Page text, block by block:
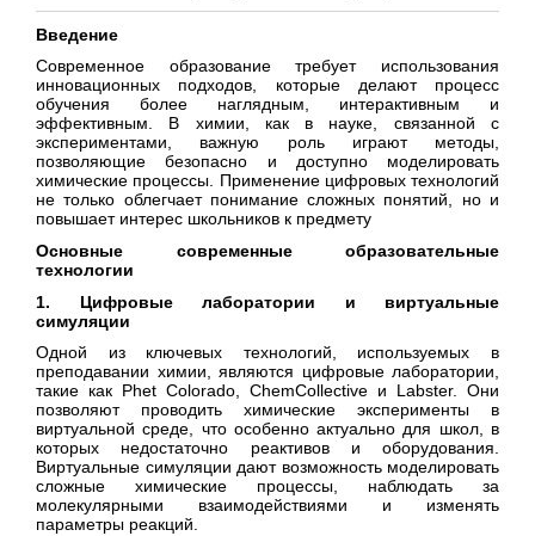
Введение
Современное образование требует использования
инновационных подходов, которые делают процесс
обучения более наглядным, интерактивным и
эффективным. В химии, как в науке, связанной с
экспериментами, важную роль играют методы,
позволяющие безопасно и доступно моделировать
химические процессы. Применение цифровых технологий
не только облегчает понимание сложных понятий, но и
повышает интерес школьников к предмету
Основные современные образовательные
технологии
1. Цифровые лаборатории и виртуальные
симуляции
Одной из ключевых технологий, используемых в
преподавании химии, являются цифровые лаборатории,
такие как Phet Colorado, ChemCollective и Labster. Они
позволяют проводить химические эксперименты в
виртуальной среде, что особенно актуально для школ, в
которых недостаточно реактивов и оборудования.
Виртуальные симуляции дают возможность моделировать
сложные химические процессы, наблюдать за
молекулярными взаимодействиями и изменять
параметры реакций.